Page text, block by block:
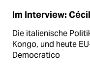
Im Interview:
Die italienische
Kongo, und heute
Democratico